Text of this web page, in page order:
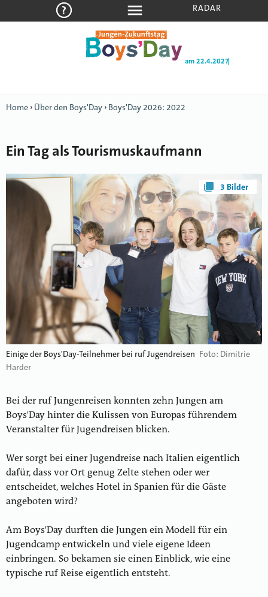
am 22.4.2027|
RADAR
Home › Über den Boys'Day › Boys'Day 2026: 2022
Ein Tag als Tourismuskaufmann
3 Bilder
Einige der Boys'Day-Teilnehmer bei ruf Jugendreisen Foto: Dimitrie
Harder
Bei der ruf Jungenreisen konnten zehn Jungen am
Boys'Day hinter die Kulissen von Europas führendem
Veranstalter für Jugendreisen blicken.
Wer sorgt bei einer Jugendreise nach Italien eigentlich
dafür, dass vor Ort genug Zelte stehen oder wer
entscheidet, welches Hotel in Spanien für die Gäste
angeboten wird?
Am Boys'Day durften die Jungen ein Modell für ein
Jugendcamp entwickeln und viele eigene Ideen
einbringen. So bekamen sie einen Einblick, wie eine
typische ruf Reise eigentlich entsteht.